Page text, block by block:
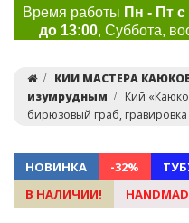
Время работы Пн - Пт с
до 13:00, Суббота,
КИИ МАСТЕРА
изумрудным
Кий
бирюзовый граб,
НОВИНКА -32%
В НАЛИЧИИ!